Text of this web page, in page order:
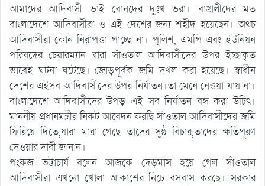
আমাদের আদিবাসী ভাই বোনদের দুঃখ ভরা। বাঙালীদের মত
বাংলাদেশে আদিবাসীরা ও এই দেশের জন্য শহীদ হয়েছেন। অথচ
আদিবাসীরা কোন নিরাপত্তা পাচ্ছে না। পুলিশ, এমপি এবং ইউনিয়ন
পরিষদের চেয়ারম্যান দ্বারা সাঁওতাল আদিবাসীদের উপর ইচ্ছাকৃত
ভাবেই ঘটনা ঘটেছে। জোড়পূর্বক জমি দখল করা হয়েছে। স্বাধীন
দেশের এইসব আদিবাসীদের উপর নির্যাতন।তা মেনে নেওয়া যায় না।
বাংলাদেশে আদিবাসীদের উপড় এই সব নির্যাতন বন্ধ করা উচিৎ।
মাননীয় প্রধানমন্ত্রীর নিকট আবেদন করছি সাঁওতাল আদিবাসীদের জমি
ফিরিয়ে দিতে,যারা মারা গেছে তাদের সুষ্ঠ বিচার,তাদের ক্ষতিপূরণ
দেওয়ার দাবী জানান।
পংকজ ভট্টাচার্য বলেন আজকে দেড়মাস হয়ে গেল সাঁওতাল
আদিবাসীরা এখনো খোলা আকাশের নিচে বসবাস করছে। সরকার